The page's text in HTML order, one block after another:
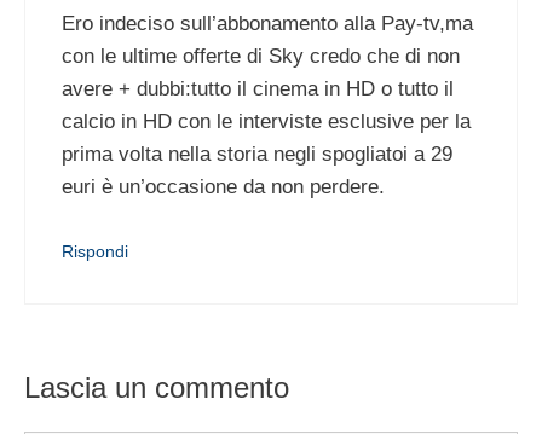
Ero indeciso sull’abbonamento alla Pay-tv,ma
con le ultime offerte di Sky credo che di non
avere + dubbi:tutto il cinema in HD o tutto il
calcio in HD con le interviste esclusive per la
prima volta nella storia negli spogliatoi a 29
euri è un’occasione da non perdere.
Rispondi
Lascia un commento